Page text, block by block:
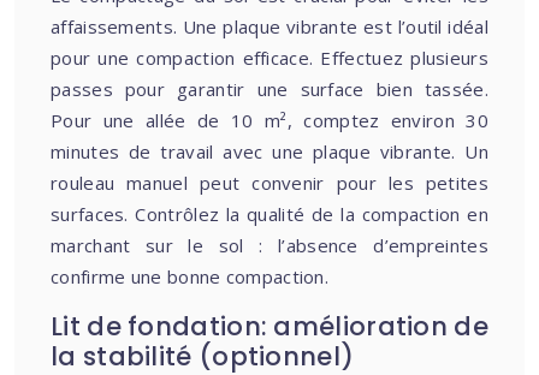
affaissements. Une plaque vibrante est l’outil idéal
pour une compaction efficace. Effectuez plusieurs
passes pour garantir une surface bien tassée.
Pour une allée de 10 m², comptez environ 30
minutes de travail avec une plaque vibrante. Un
rouleau manuel peut convenir pour les petites
surfaces. Contrôlez la qualité de la compaction en
marchant sur le sol : l’absence d’empreintes
confirme une bonne compaction.
Lit de fondation: amélioration de
la stabilité (optionnel)